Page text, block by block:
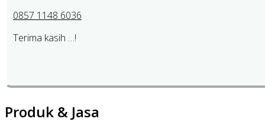
0857 1148 6036
Terima kasih …!
Produk & Jasa